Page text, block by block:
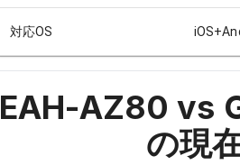
対応OS
EAH-AZ80 vs
の現